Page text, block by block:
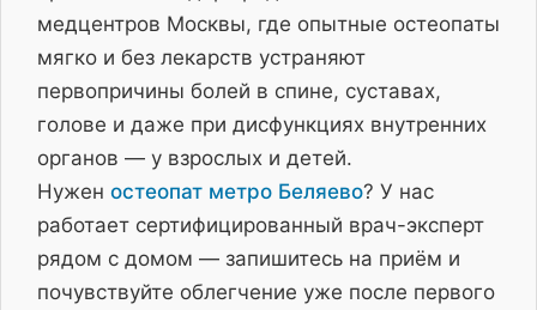
медцентров Москвы, где опытные остеопаты
мягко и без лекарств устраняют
первопричины болей в спине, суставах,
голове и даже при дисфункциях внутренних
органов — у взрослых и детей.
Нужен остеопат метро Беляево? У нас
работает сертифицированный врач-эксперт
рядом с домом — запишитесь на приём и
почувствуйте облегчение уже после первого